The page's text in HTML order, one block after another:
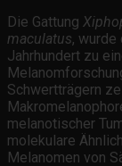
Die Gattung
maculatus, wurde
Jahrhundert zu
Schwertträgern
melanotischer
molekulare
Melanomen von